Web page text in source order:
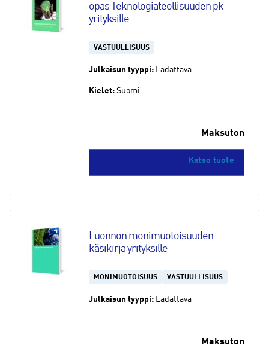
opas Teknologiateollisuuden pk-
yrityksille
VASTUULLISUUS
Julkaisun tyyppi: Ladattava
Kielet: Suomi
Maksuton
Katso tuote
Luonnon monimuotoisuuden
käsikirja yrityksille
MONIMUOTOISUUS VASTUULLISUUS
Julkaisun tyyppi: Ladattava
Maksuton